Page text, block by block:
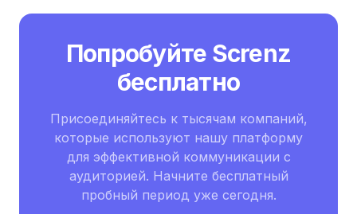
Попробуйте Screnz
бесплатно
Присоединяйтесь к тысячам компаний,
которые используют нашу платформу
для эффективной коммуникации с
аудиторией. Начните бесплатный
пробный период уже сегодня.